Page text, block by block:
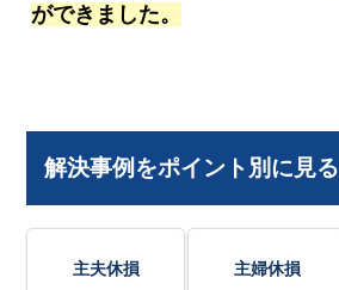
ができました。
解決事例をポイント別に見る
主夫休損 主婦休損